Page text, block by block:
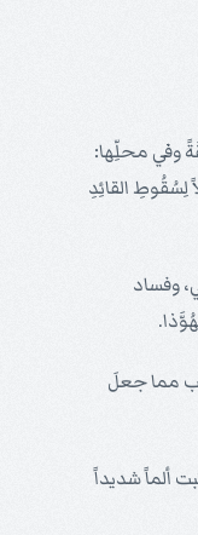
وفي محلِّها:
القائِدِ
وفساد
مما جعلَ
ألماً شديداً